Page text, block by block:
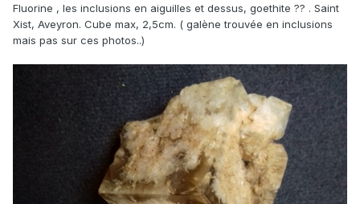
Fluorine , les inclusions en aiguilles et dessus, goethite ?? . Saint
Xist, Aveyron. Cube max, 2,5cm. ( galène trouvée en inclusions
mais pas sur ces photos..)